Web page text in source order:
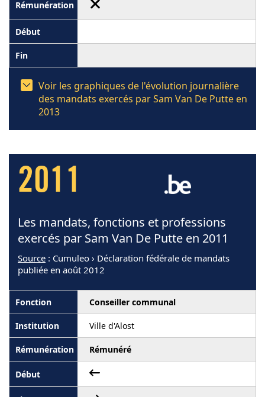
Voir les graphiques de l'évolution journalière
des mandats exercés par Sam Van De Putte en
2013
2011
Les mandats, fonctions et professions
exercés par Sam Van De Putte en 2011
Source : Cumuleo › Déclaration fédérale de mandats
publiée en août 2012
Conseiller communal
Ville d'Alost
Rémunéré